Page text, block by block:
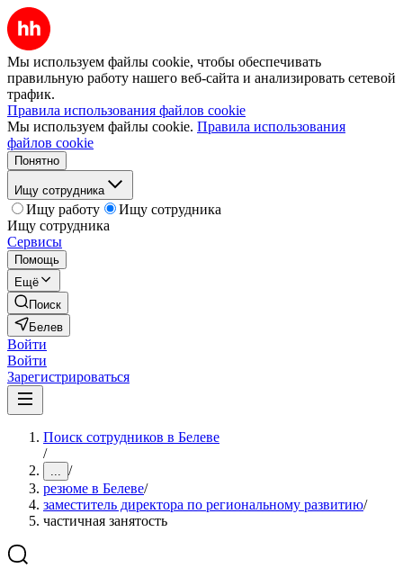
Мы используем файлы cookie, чтобы обеспечивать
правильную работу нашего веб-сайта и анализировать сетевой
трафик.
Правила использования файлов cookie
Мы используем файлы cookie. Правила использования
файлов cookie
Понятно
Ищу сотрудника
Ищу работу
Ищу сотрудника
Ищу сотрудника
Сервисы
Помощь
Ещё
Поиск
Белев
Войти
Войти
Зарегистрироваться
Поиск сотрудников в Белеве
/
... /
резюме в Белеве/
заместитель директора по региональному развитию/
частичная занятость